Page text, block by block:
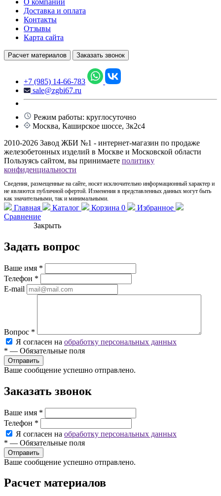
О компании
Доставка и оплата
Контакты
Отзывы
Карта сайта
Расчет материалов Заказать звонок
+7 (985) 14-66-783
sale@zgbi67.ru
Режим работы: круглосуточно
Москва, Каширское шоссе, 3к2с4
2010-2026 Завод ЖБИ №1 - интернет-магазин по продаже
железобетонных изделий в Москве и Московской области
Пользуясь сайтом, вы принимаете политику
конфиденциальности
Сведения, размещенные на сайте, носят исключительно информационный характер и
не являются публичной офертой. Изменения в представленных данных могут быть
как значительными, так и минимальными.
Главная Каталог Корзина 0
Избранное
Сравнение
Закрыть
Задать вопрос
Ваше имя *
Телефон *
E-mail
Вопрос *
Я согласен на обработку персональных данных
* — Обязательные поля
Ваше сообщение успешно отправлено.
Заказать звонок
Ваше имя *
Телефон *
Я согласен на обработку персональных данных
* — Обязательные поля
Ваше сообщение успешно отправлено.
Расчет материалов